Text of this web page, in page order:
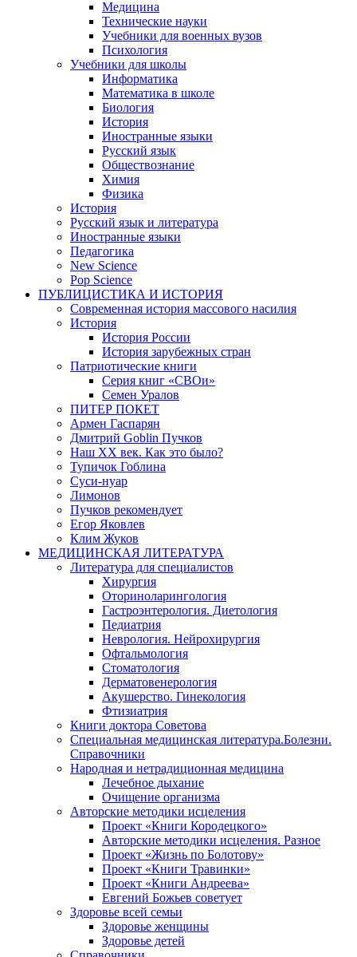
Медицина
Технические науки
Учебники для военных вузов
Психология
Учебники для школы
Информатика
Математика в школе
Биология
История
Иностранные языки
Русский язык
Обществознание
Химия
Физика
История
Русский язык и литература
Иностранные языки
Педагогика
New Science
Pop Science
ПУБЛИЦИСТИКА И ИСТОРИЯ
Современная история массового насилия
История
История России
История зарубежных стран
Патриотические книги
Серия книг «СВОи»
Семен Уралов
ПИТЕР ПОКЕТ
Армен Гаспарян
Дмитрий Goblin Пучков
Наш XX век. Как это было?
Тупичок Гоблина
Суси-нуар
Лимонов
Пучков рекомендует
Егор Яковлев
Клим Жуков
МЕДИЦИНСКАЯ ЛИТЕРАТУРА
Литература для специалистов
Хирургия
Оториноларингология
Гастроэнтерология. Диетология
Педиатрия
Неврология. Нейрохирургия
Офтальмология
Стоматология
Дерматовенерология
Акушерство. Гинекология
Фтизиатрия
Книги доктора Советова
Специальная медицинская литература.Болезни.
Справочники
Народная и нетрадиционная медицина
Лечебное дыхание
Очищение организма
Авторские методики исцеления
Проект «Книги Кородецкого»
Авторские методики исцеления. Разное
Проект «Жизнь по Болотову»
Проект «Книги Травинки»
Проект «Книги Андреева»
Евгений Божьев советует
Здоровье всей семьи
Здоровье женщины
Здоровье детей